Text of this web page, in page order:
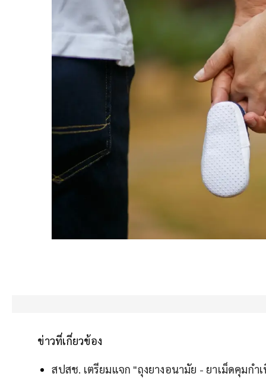
ข่าวที่เกี่ยวข้อง
สปสช. เตรียมแจก "ถุงยางอนามัย - ยาเม็ดคุมก